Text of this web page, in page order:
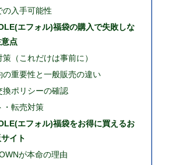
の入手可能性
エフォル)福袋の購入で失敗しな
点
策（これだけは事前に）
の重要性と一般販売の違い
換ポリシーの確認
・転売対策
エフォル)福袋をお得に買えるお
イト
が本命の理由